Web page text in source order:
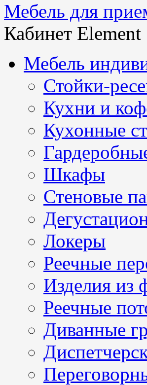
Мебель для
Кабинет Element
Мебель
Стойки-
Кухни и
Кухонные
Шкафы
Стеновые
Локеры
Реечные
Изделия из
Реечные
Диванные